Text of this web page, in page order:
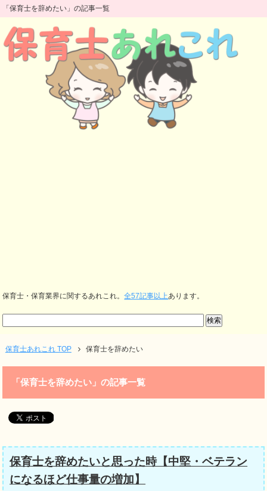
「保育士を辞めたい」の記事一覧
保育士・保育業界に関するあれこれ。全57記事以上あります。
保育士あれこれ TOP 保育士を辞めたい
「保育士を辞めたい」の記事一覧
保育士を辞めたいと思った時【中堅・ベテラン
になるほど仕事量の増加】